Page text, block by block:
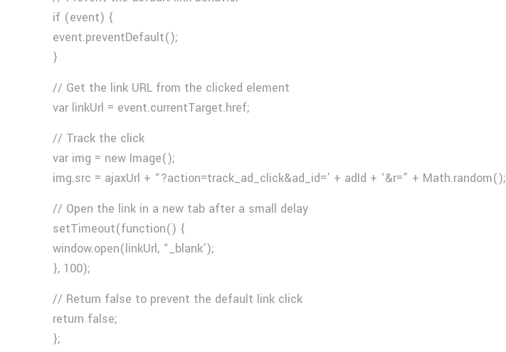
if (event) {
event.preventDefault();
}
// Get the link URL from the clicked element
var linkUrl = event.currentTarget.href;
// Track the click
var img = new Image();
img.src = ajaxUrl + “?action=track_ad_click&ad_id=’ + adId + ‘&r=” + Math.random();
// Open the link in a new tab after a small delay
setTimeout(function() {
window.open(linkUrl, “_blank’);
}, 100);
// Return false to prevent the default link click
return false;
};